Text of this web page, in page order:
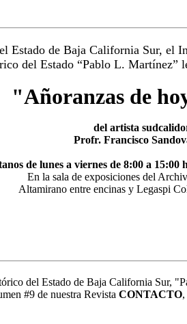
Estado de Baja California Sur, el
del Estado “Pablo L. Martínez”
"Añoranzas de
del artista
Profr. Francisco
de lunes a viernes de 8:00 a 15:00
En la sala de exposiciones del
Altamirano entre encinas y Legaspi
del Estado de Baja California Sur,
#9 de nuestra Revista CONTACTO,